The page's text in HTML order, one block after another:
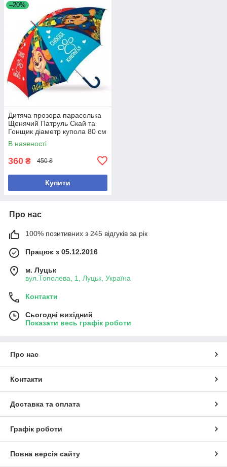
–20%
Дитяча прозора парасолька
Щенячий Патруль Скай та
Гонщик діаметр купола 80 см
В наявності
360 ₴ 450 ₴
Купити
Про нас
100% позитивних з 245 відгуків за рік
Працює з 05.12.2016
м. Луцьк
вул.Тополева, 1, Луцьк, Україна
Контакти
Сьогодні вихідний
Показати весь графік роботи
Про нас
Контакти
Доставка та оплата
Графік роботи
Повна версія сайту